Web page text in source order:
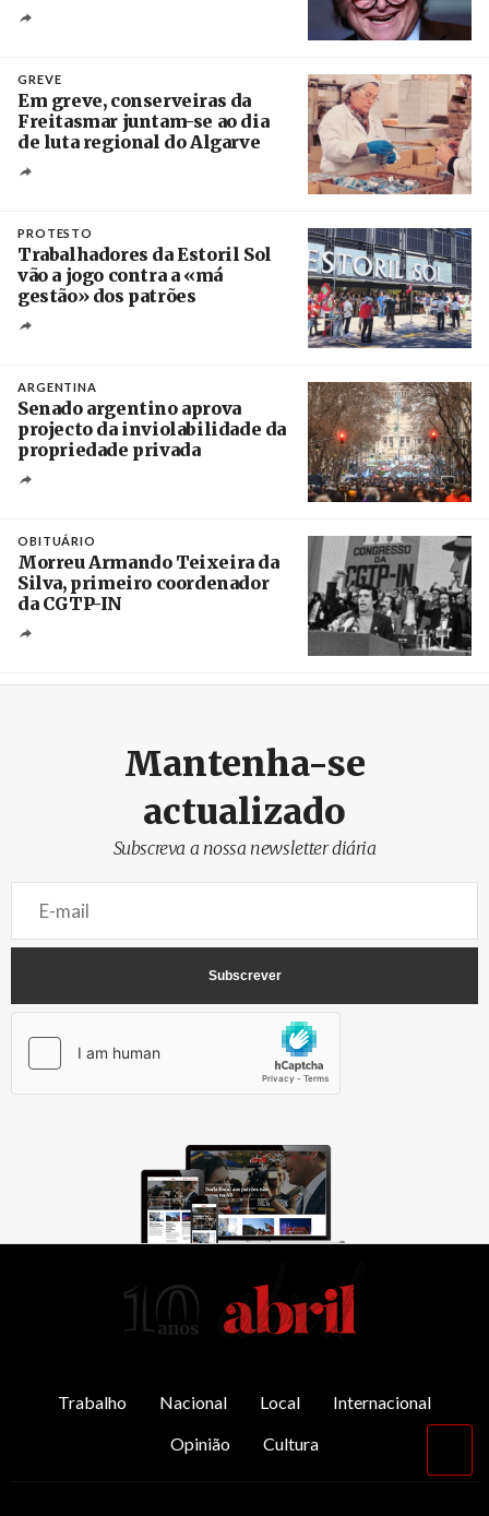
GREVE
Em greve, conserveiras da
Freitasmar juntam-se ao dia
de luta regional do Algarve
PROTESTO
Trabalhadores da Estoril Sol
vão a jogo contra a «má
gestão» dos patrões
ARGENTINA
Senado argentino aprova
projecto da inviolabilidade da
propriedade privada
OBITUÁRIO
Morreu Armando Teixeira da
Silva, primeiro coordenador
da CGTP-IN
Mantenha-se
actualizado
Subscreva a nossa newsletter diária
Trabalho Nacional Local
Internacional
Opinião
Cultura